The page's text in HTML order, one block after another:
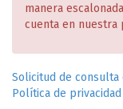
manera
cuenta en nuestra
Solicitud de consulta
Política de privacidad